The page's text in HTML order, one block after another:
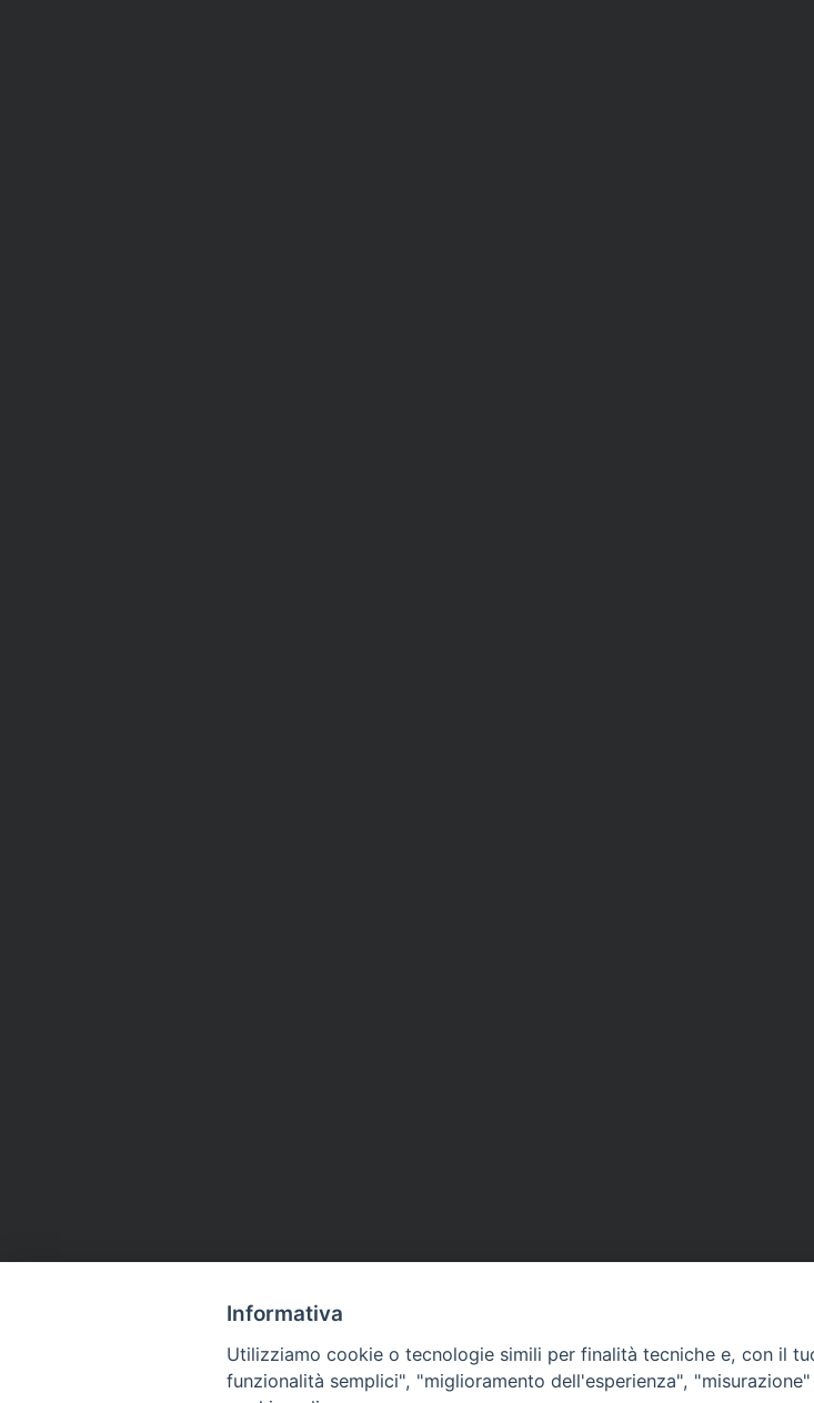
Informativa
Utilizziamo cookie o tecnologie simili per finalità tecniche e, con il
funzionalità semplici", "miglioramento dell'esperienza",